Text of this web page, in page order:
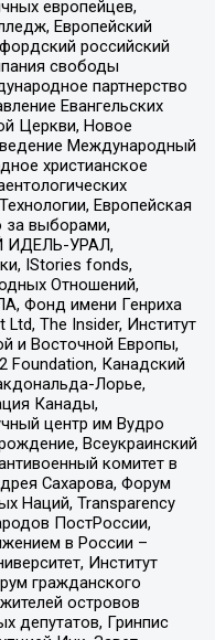
европейцев,
Европейский
российский
свободы
партнерство
Евангельских
Церкви, Новое
Международный
христианское
Европейская
за выборами,
ИДЕЛЬ-УРАЛ,
IStories fonds,
Отношений,
Фонд имени Генриха
The Insider, Институт
и Восточной Европы,
Foundation, Канадский
Лорье,
Канады,
центр им Вудро
Всеукраинский
комитет в
Сахарова, Форум
Наций, Transparеncy
ПостРоссии,
в России –
Институт
гражданского
островов
депутатов, Гринпис